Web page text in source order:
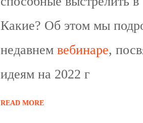
Какие? Об этом мы
недавнем вебинаре,
идеям на 2022 г
READ MORE